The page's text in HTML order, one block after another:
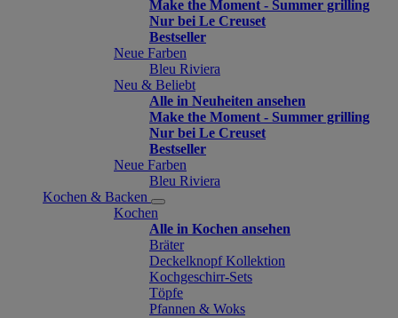
Make the Moment - Summer grilling
Nur bei Le Creuset
Bestseller
Neue Farben
Bleu Riviera
Neu & Beliebt
Alle in Neuheiten ansehen
Make the Moment - Summer grilling
Nur bei Le Creuset
Bestseller
Neue Farben
Bleu Riviera
Kochen & Backen
Kochen
Alle in Kochen ansehen
Bräter
Deckelknopf Kollektion
Kochgeschirr-Sets
Töpfe
Pfannen & Woks